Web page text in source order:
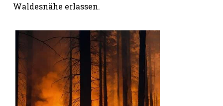
Waldesnähe erlassen.